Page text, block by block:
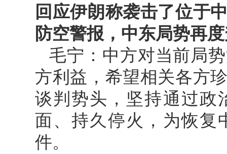
回应伊朗称袭击了位于
防空警报，中东局势再
毛宁：中方对当前局
方利益，希望相关各方
谈判势头，坚持通过政
面、持久停火，为恢复
件。